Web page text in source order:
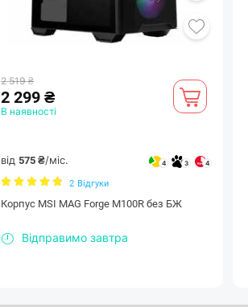
2 519 ₴
2 299 ₴
В наявності
від 575 ₴/міс. 4 3 4
2 Відгуки
Корпус MSI MAG Forge M100R без БЖ
Відправимо завтра